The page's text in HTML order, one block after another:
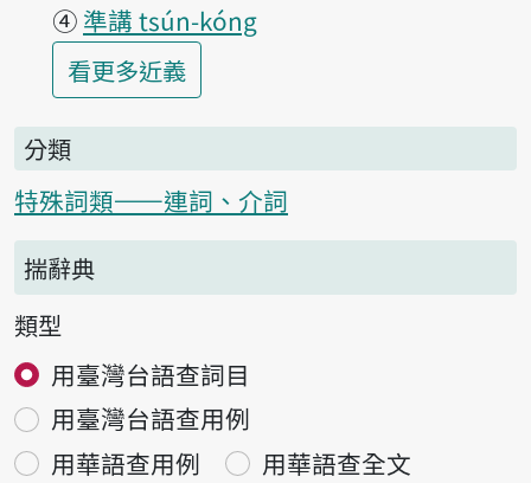
④ 準講 tsún-kóng
看更多第1項釋義的
近義
分類
特殊詞類——連詞、介詞
揣辭典
類型
用臺灣台語查詞目
用臺灣台語查用例
用華語查用例
用華語查全文